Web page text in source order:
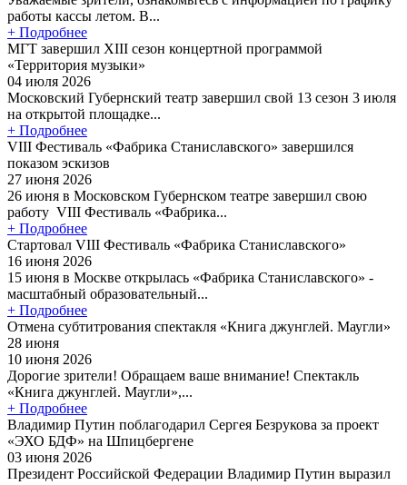
работы кассы летом. В...
+ Подробнее
МГТ завершил XIII сезон концертной программой
«Территория музыки»
04 июля 2026
Московский Губернский театр завершил свой 13 сезон 3 июля
на открытой площадке...
+ Подробнее
VIII Фестиваль «Фабрика Станиславского» завершился
показом эскизов
27 июня 2026
26 июня в Московском Губернском театре завершил свою
работу VIII Фестиваль «Фабрика...
+ Подробнее
Стартовал VIII Фестиваль «Фабрика Станиславского»
16 июня 2026
15 июня в Москве открылась «Фабрика Станиславского» -
масштабный образовательный...
+ Подробнее
Отмена субтитрования спектакля «Книга джунглей. Маугли»
28 июня
10 июня 2026
Дорогие зрители! Обращаем ваше внимание! Спектакль
«Книга джунглей. Маугли»,...
+ Подробнее
Владимир Путин поблагодарил Сергея Безрукова за проект
«ЭХО БДФ» на Шпицбергене
03 июня 2026
Президент Российской Федерации Владимир Путин выразил